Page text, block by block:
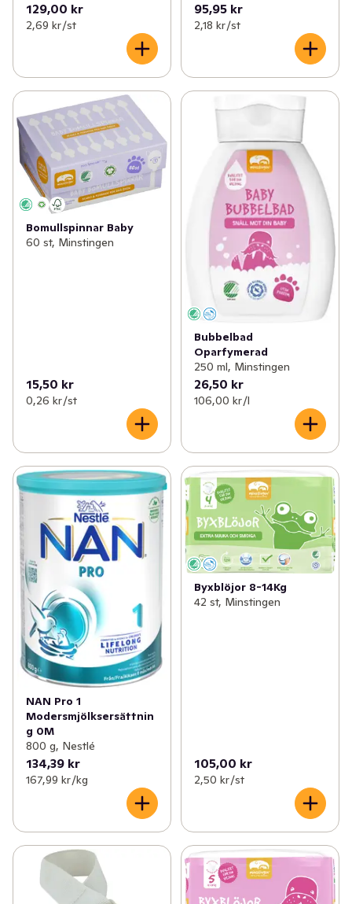
129,00 kr
2,69 kr /st
95,95 kr
2,18 kr /st
Bomullspinnar Baby
60 st, Minstingen
15,50 kr
0,26 kr /st
Bubbelbad
Oparfymerad
250 ml, Minstingen
26,50 kr
106,00 kr /l
NAN Pro 1
Modersmjölksersättnin
g 0M
800 g, Nestlé
134,39 kr
167,99 kr /kg
Byxblöjor 8-14Kg
42 st, Minstingen
105,00 kr
2,50 kr /st